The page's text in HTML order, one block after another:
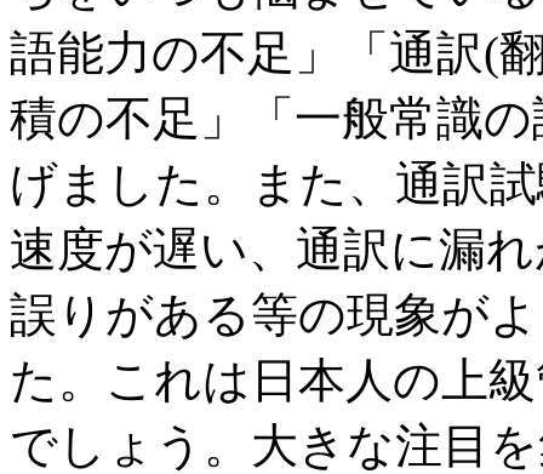
語能力の不足」「通訳(
積の不足」「一般常識
げました。また、通訳
速度が遅い、通訳に漏
誤りがある等の現象が
た。これは日本人の上
でしょう。大きな注目